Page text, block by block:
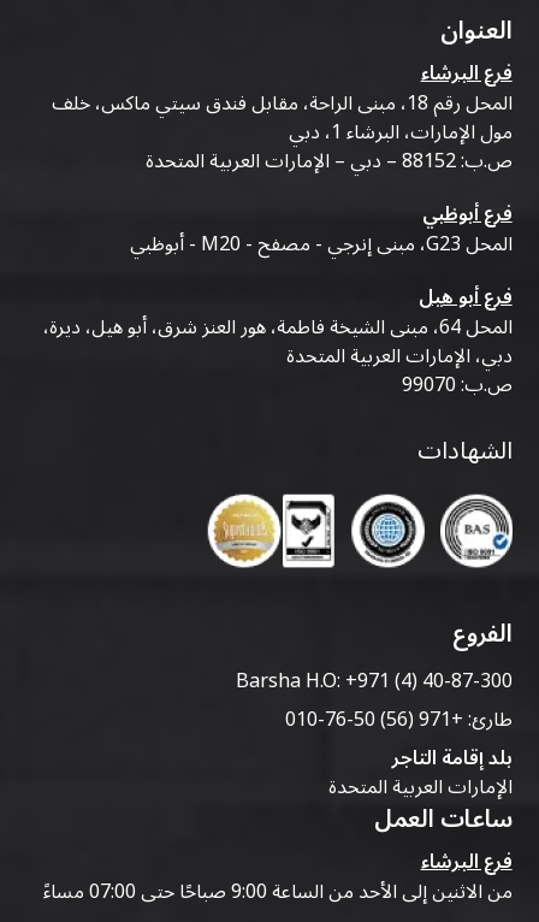
العنوان
فرع البرشاء
المحل رقم 18، مبنى الراحة، مقابل فندق سيتي ماكس، خلف
مول الإمارات، البرشاء 1، دبي
ص.ب: 88152 – دبي – الإمارات العربية المتحدة
فرع أبوظبي
المحل G23، مبنى إنرجي - مصفح - M20 - أبوظبي
فرع أبو هيل
المحل 64، مبنى الشيخة فاطمة، هور العنز شرق، أبو هيل، ديرة،
دبي، الإمارات العربية المتحدة
ص.ب: 99070
الشهادات
الفروع
Barsha H.O:+971 (4) 40-87-300
طارئ:+971 (56) 50-76-010
بلد إقامة التاجر
الإمارات العربية المتحدة
ساعات العمل
فرع البرشاء
من الاثنين إلى الأحد من الساعة 9:00 صباحًا حتى 07:00 مساءً